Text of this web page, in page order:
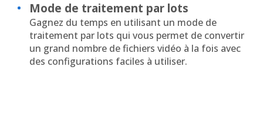
Mode de traitement par lots
Gagnez du temps en utilisant un mode de
traitement par lots qui vous permet de convertir
un grand nombre de fichiers vidéo à la fois avec
des configurations faciles à utiliser.